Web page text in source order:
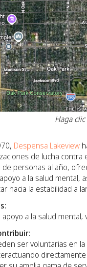
Haga
Despensa Lakeview
de lucha contra
personas al año,
a la salud mental,
hacia la estabilidad a
a la salud mental,
ser voluntarias en